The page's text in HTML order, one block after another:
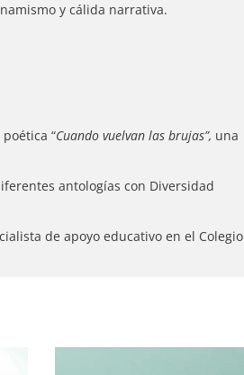
y cálida narrativa.
“Cuando vuelvan las brujas”, una
antologías con Diversidad
de apoyo educativo en el Colegio